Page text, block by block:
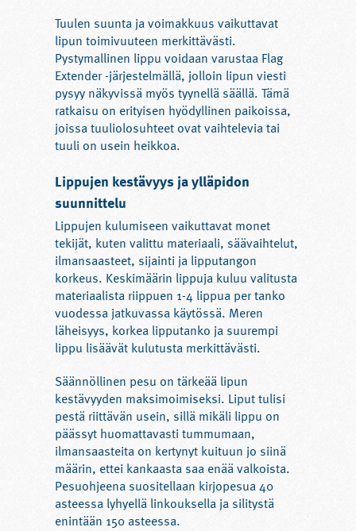
Tuulen suunta ja voimakkuus vaikuttavat
lipun toimivuuteen merkittävästi.
Pystymallinen lippu voidaan varustaa Flag
Extender -järjestelmällä, jolloin lipun viesti
pysyy näkyvissä myös tyynellä säällä. Tämä
ratkaisu on erityisen hyödyllinen paikoissa,
joissa tuuliolosuhteet ovat vaihtelevia tai
tuuli on usein heikkoa.
Lippujen kestävyys ja ylläpidon
suunnittelu
Lippujen kulumiseen vaikuttavat monet
tekijät, kuten valittu materiaali, säävaihtelut,
ilmansaasteet, sijainti ja lipputangon
korkeus. Keskimäärin lippuja kuluu valitusta
materiaalista riippuen 1-4 lippua per tanko
vuodessa jatkuvassa käytössä. Meren
läheisyys, korkea lipputanko ja suurempi
lippu lisäävät kulutusta merkittävästi.
Säännöllinen pesu on tärkeää lipun
kestävyyden maksimoimiseksi. Liput tulisi
pestä riittävän usein, sillä mikäli lippu on
päässyt huomattavasti tummumaan,
ilmansaasteita on kertynyt kuituun jo siinä
määrin, ettei kankaasta saa enää valkoista.
Pesuohjeena suositellaan kirjopesua 40
asteessa lyhyellä linkouksella ja silitystä
enintään 150 asteessa.